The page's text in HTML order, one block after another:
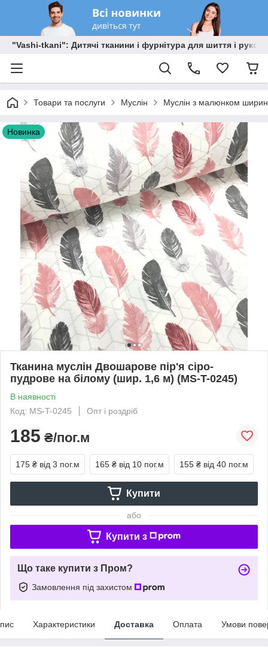
"Vashi-tkani": Дитячі тканини і фурнітура для шиття і
Товари та послуги Муслін Муслін з малюнком
Новинка
Тканина муслін Двошарове пір'я сіро-
пудрове на білому (шир. 1,6 м) (MS-T-0245)
В наявності
Код: MS-T-0245
Опт і роздріб
185 ₴/пог.м
175 ₴ від 3 пог.м 165 ₴ від 10 пог.м 155 ₴ від 40 пог.м
Купити
або
Купити з
Що таке купити з Пром?
Замовлення під захистом
Характеристики Доставка Оплата Умови